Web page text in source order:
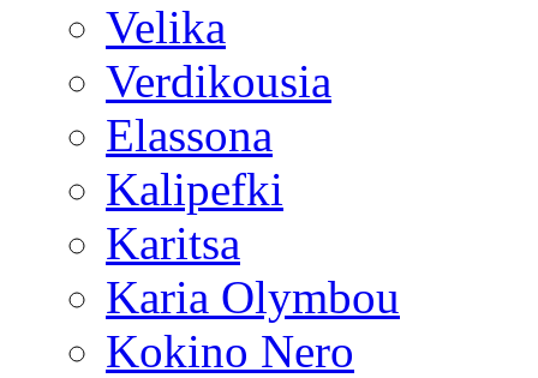
Velika
Verdikousia
Elassona
Kalipefki
Karitsa
Karia Olymbou
Kokino Nero